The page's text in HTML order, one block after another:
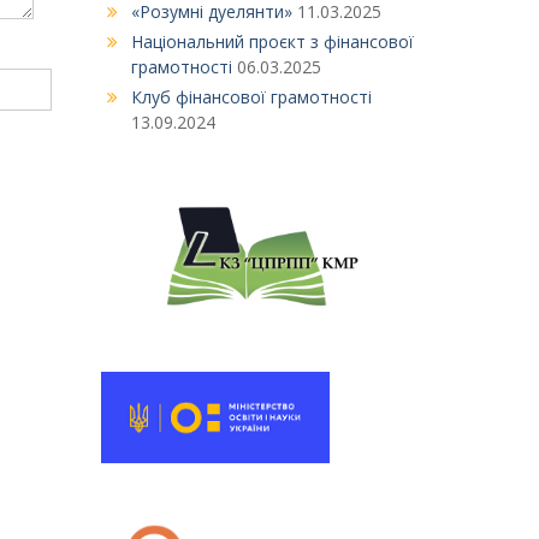
«Розумні дуелянти» 11.03.2025
Національний проєкт з фінансової
грамотності 06.03.2025
Клуб фінансової грамотності
13.09.2024